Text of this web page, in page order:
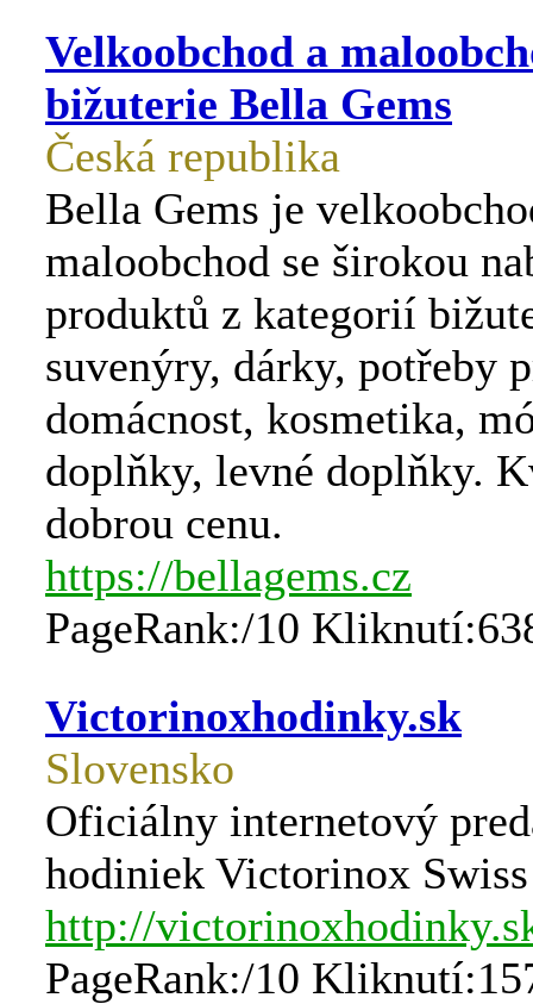
Velkoobchod a
bižuterie Bella Gems
Česká republika
Bella Gems je
maloobchod se širokou
produktů z kategorií
suvenýry, dárky, potřeby
domácnost, kosmetika,
doplňky, levné doplňky.
dobrou cenu.
https://bellagems.cz
PageRank:/10
Victorinoxhodinky.sk
Slovensko
Oficiálny internetový
hodiniek Victorinox
http://
PageRank:/10